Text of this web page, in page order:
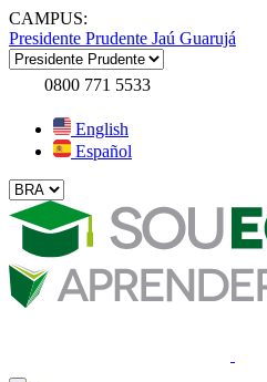
CAMPUS:
Presidente Prudente Jaú Guarujá
0800 771 5533
English
Español